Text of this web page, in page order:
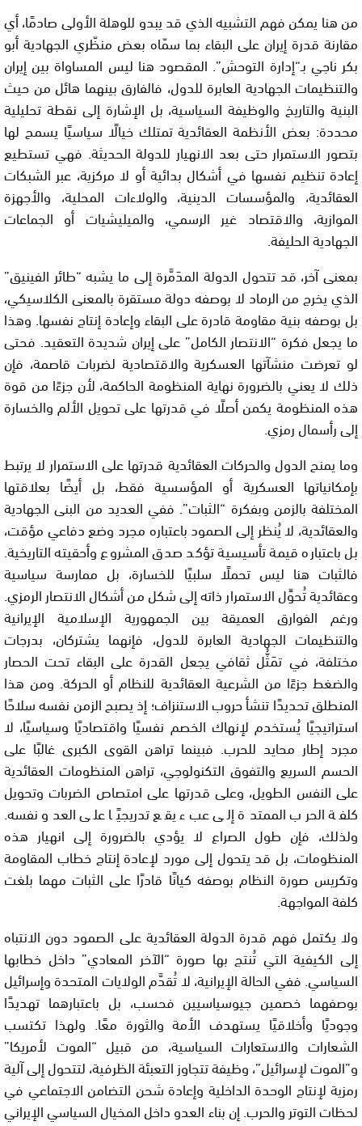
من هنا يمكن فهم التشبيه الذي قد يبدو للوهلة الأولى صادمًا، أي
مقارنة قدرة إيران على البقاء بما سمّاه بعض منظّري الجهادية أبو
بكر ناجي بـ“إدارة التوحش”. المقصود هنا ليس المساواة بين إيران
والتنظيمات الجهادية العابرة للدول، فالفارق بينهما هائل من حيث
البنية والتاريخ والوظيفة السياسية، بل الإشارة إلى نقطة تحليلية
محددة: بعض الأنظمة العقائدية تمتلك خيالًا سياسيًا يسمح لها
بتصور الاستمرار حتى بعد الانهيار للدولة الحديثة. فهي تستطيع
إعادة تنظيم نفسها في أشكال بدائية أو لا مركزية، عبر الشبكات
العقائدية، والمؤسسات الدينية، والولاءات المحلية، والأجهزة
الموازية، والاقتصاد غير الرسمي، والميليشيات أو الجماعات
الجهادية الحليفة.
بمعنى آخر، قد تتحول الدولة المدَمَّرة إلى ما يشبه “طائر الفينيق”
الذي يخرج من الرماد لا بوصفه دولة مستقرة بالمعنى الكلاسيكي،
بل بوصفه بنية مقاومة قادرة على البقاء وإعادة إنتاج نفسها. وهذا
ما يجعل فكرة “الانتصار الكامل” على إيران شديدة التعقيد. فحتى
لو تعرضت منشآتها العسكرية والاقتصادية لضربات قاصمة، فإن
ذلك لا يعني بالضرورة نهاية المنظومة الحاكمة، لأن جزءًا من قوة
هذه المنظومة يكمن أصلًا في قدرتها على تحويل الألم والخسارة
إلى رأسمال رمزي.
وما يمنح الدول والحركات العقائدية قدرتها على الاستمرار لا يرتبط
بإمكانياتها العسكرية أو المؤسسية فقط، بل أيضًا بعلاقتها
المختلفة بالزمن وبفكرة “الثبات”. ففي العديد من البنى الجهادية
والعقائدية، لا يُنظر إلى الصمود باعتباره مجرد وضع دفاعي مؤقت،
بل باعتباره قيمة تأسيسية تؤكد صدق المشروع وأحقيته التاريخية.
فالثبات هنا ليس تحملًا سلبيًا للخسارة، بل ممارسة سياسية
وعقائدية تُحوِّل الاستمرار ذاته إلى شكل من أشكال الانتصار الرمزي.
ورغم الفوارق العميقة بين الجمهورية الإسلامية الإيرانية
والتنظيمات الجهادية العابرة للدول، فإنهما يشتركان، بدرجات
مختلفة، في تمَثُّل ثقافي يجعل القدرة على البقاء تحت الحصار
والضغط جزءًا من الشرعية العقائدية للنظام أو الحركة. ومن هذا
المنطلق تحديدًا تنشأ حروب الاستنزاف؛ إذ يصبح الزمن نفسه سلاحًا
استراتيجيًا يُستخدم لإنهاك الخصم نفسيًا واقتصاديًا وسياسيًا، لا
مجرد إطار محايد للحرب. فبينما تراهن القوى الكبرى غالبًا على
الحسم السريع والتفوق التكنولوجي، تراهن المنظومات العقائدية
على النفس الطويل، وعلى قدرتها على امتصاص الضربات وتحويل
كلفة الحرب الممتدة إلى عبء يقع تدريجيًا على العدو نفسه.
ولذلك، فإن طول الصراع لا يؤدي بالضرورة إلى انهيار هذه
المنظومات، بل قد يتحول إلى مورد لإعادة إنتاج خطاب المقاومة
وتكريس صورة النظام بوصفه كيانًا قادرًا على الثبات مهما بلغت
كلفة المواجهة.
ولا يكتمل فهم قدرة الدولة العقائدية على الصمود دون الانتباه
إلى الكيفية التي تُنتج بها صورة “الآخر المعادي” داخل خطابها
السياسي. ففي الحالة الإيرانية، لا تُقدَّم الولايات المتحدة وإسرائيل
بوصفهما خصمين جيوسياسيين فحسب، بل باعتبارهما تهديدًا
وجوديًا وأخلاقيًا يستهدف الأمة والثورة معًا. ولهذا تكتسب
الشعارات والاستعارات السياسية، من قبيل “الموت لأمريكا”
و”الموت لإسرائيل”، وظيفة تتجاوز التعبئة الظرفية، لتتحول إلى آلية
رمزية لإنتاج الوحدة الداخلية وإعادة شحن التضامن الاجتماعي في
لحظات التوتر والحرب. إن بناء العدو داخل المخيال السياسي الإيراني